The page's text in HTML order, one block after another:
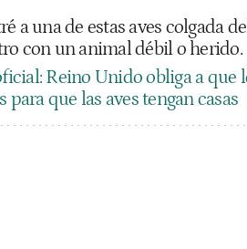
a una de estas aves colgada
con un animal débil o herido.
Reino Unido obliga a que
que las aves tengan casas